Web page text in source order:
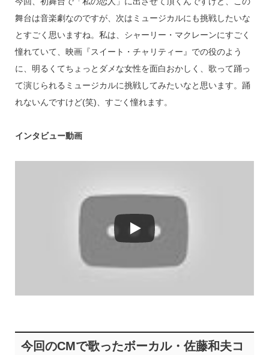
舞台は音楽劇なのですが、次はミュージカルにも挑戦したいな
とすごく思いますね。私は、シャーリー・マクレーンにすごく
憧れていて、映画『スイート・チャリティー』での役のよう
に、明るくてちょっとダメな女性を面白おかしく、歌って踊っ
て演じられるミュージカルに挑戦してみたいなと思います。踊
れないんですけど(笑)、すごく憧れます。
インタビュー動画
今回のCMで歌ったボーカル・佐藤和夫コ